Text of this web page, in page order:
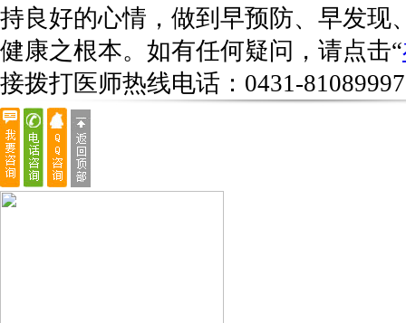
持良好的心情，做到早预防、早发现
健康之根本。如有任何疑问，请点击“
接拨打医师热线电话： 0431-81089997